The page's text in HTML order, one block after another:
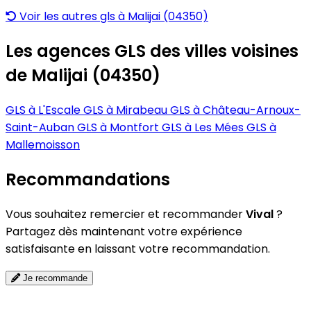
Voir les autres gls à Malijai (04350)
Les agences GLS des villes voisines
de Malijai (04350)
GLS à L'EscaleGLS à MirabeauGLS à Château-Arnoux-
Saint-AubanGLS à Montfort GLS à Les MéesGLS à
Mallemoisson
Recommandations
Vous souhaitez remercier et recommanderVival?
Partagez dès maintenant votre expérience
satisfaisante en laissant votre recommandation.
Je recommande